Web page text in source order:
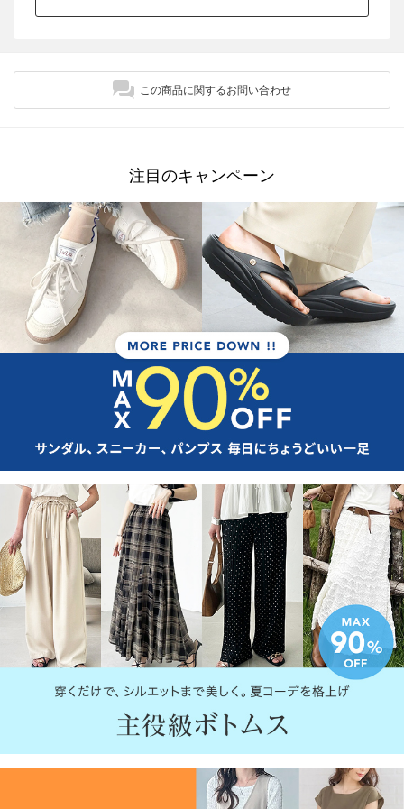
この商品に関するお問い合わせ
注目のキャンペーン